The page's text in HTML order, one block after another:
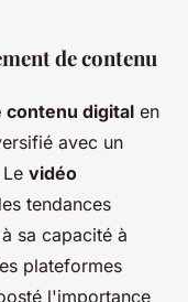
de contenu
contenu digital en
avec un
vidéo
tendances
sa capacité à
plateformes
l'importance